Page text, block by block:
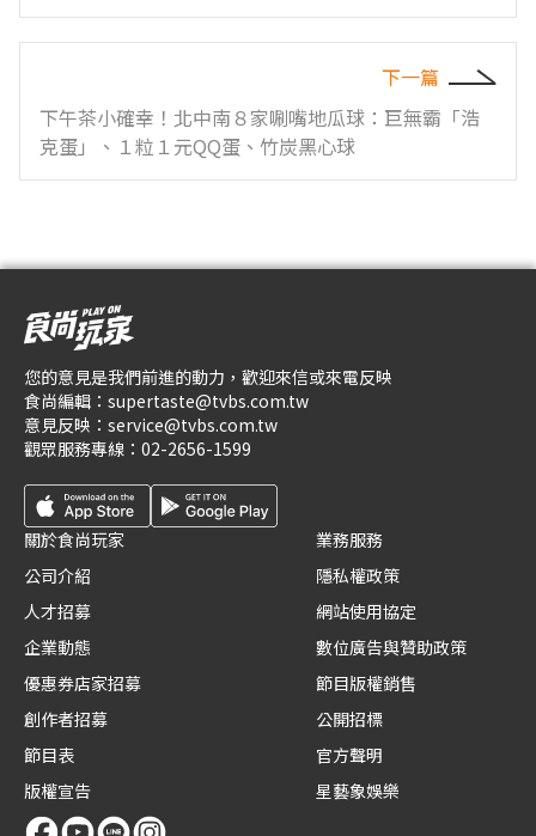
下一篇
下午茶小確幸！北中南８家唰嘴地瓜球：巨無霸「浩
克蛋」、１粒１元QQ蛋、竹炭黑心球
您的意見是我們前進的動力，歡迎來信或來電反映
食尚編輯： supertaste@tvbs.com.tw
意見反映： service@tvbs.com.tw
觀眾服務專線： 02-2656-1599
關於食尚玩家
公司介紹
人才招募
企業動態
優惠券店家招募
創作者招募
節目表
版權宣告
業務服務
隱私權政策
網站使用協定
數位廣告與贊助政策
節目版權銷售
公開招標
官方聲明
星藝象娛樂